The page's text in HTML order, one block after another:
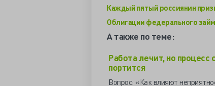
Каждый пятый россиянин
Облигации федерального
А также по теме:
Работа лечит, но процесс
портится
Вопрос: «Как влияют